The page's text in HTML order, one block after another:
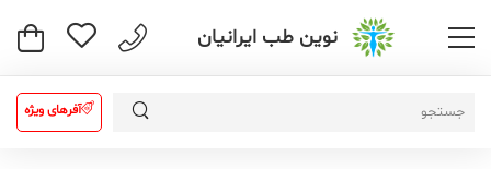
نوین طب ایرانیان
آفرهای ویژه